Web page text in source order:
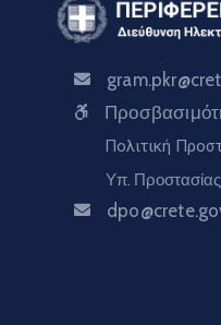
Πολιτική
Υπ.